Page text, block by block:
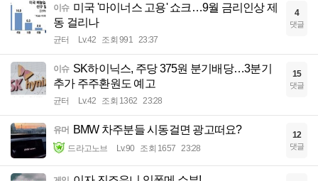
이슈 미국 '마이너스 고용' 쇼크…9월 금리인상 제
동 걸리나
균터 Lv.42 조회 991 23:37
4
댓글
이슈 SK하이닉스, 주당 375원 분기배당…3분기
추가 주주환원도 예고
균터 Lv.42 조회 1362 23:28
15
댓글
유머 BMW 차주분들 시동걸면 광고떠요?
드라고노브 Lv.90 조회 1657 23:28
12
댓글